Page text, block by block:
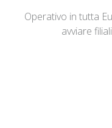
Operativo in tutta
avviare